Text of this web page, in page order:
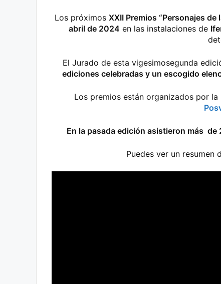
Los próximosXXII Premios “Personajes de
abril de 2024 en las instalaciones de
El Jurado de esta vigesimosegunda
ediciones celebradas y un escogido
Los premios están organizados por la
En la pasada edición asistieron más de
Puedes ver un resumen